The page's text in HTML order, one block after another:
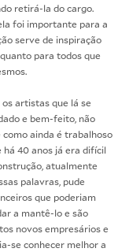
retirá-la do cargo.
foi importante para a
serve de inspiração
para todos que
artistas que lá se
e bem-feito, não
ainda é trabalhoso
há 40 anos já era difícil
atualmente
palavras, pude
que poderiam
a mantê-lo e são
novos empresários e
se conhecer melhor a